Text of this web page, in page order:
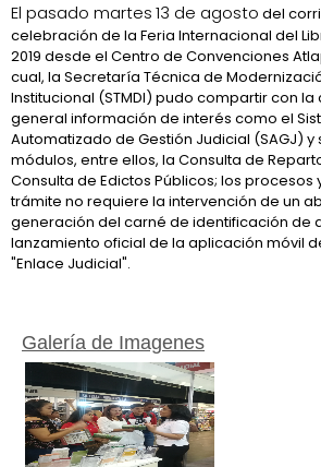
El pasado martes13 de agosto del
celebración de la Feria Internacional del
2019 desde el Centro de Convenciones
cual, la Secretaría Técnica de
Institucional (STMDI) pudo compartir con
general información de interés como el
Automatizado de Gestión Judicial (SAGJ) y
módulos, entre ellos, la Consulta de
Consulta de Edictos Públicos; los procesos
trámite no requiere la intervención de un
generación del carné de identificación de
lanzamiento oficial de la aplicación móvil
"Enlace Judicial".
Galería de Imagenes